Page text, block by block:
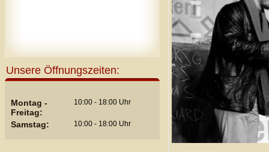
Unsere Öffnungszeiten:
Montag -
Freitag:
10:00 - 18:00 Uhr
Samstag: 10:00 - 18:00 Uhr